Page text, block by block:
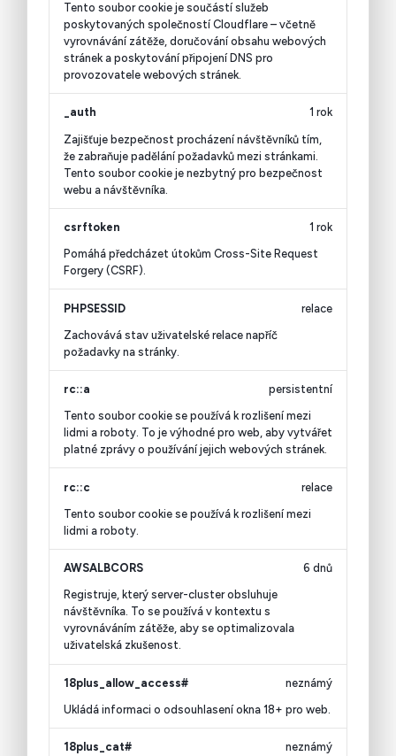
Tento soubor cookie je součástí služeb
poskytovaných společností Cloudflare – včetně
vyrovnávání zátěže, doručování obsahu webových
stránek a poskytování připojení DNS pro
provozovatele webových stránek.
_auth
Zajišťuje bezpečnost procházení návštěvníků tím,
že zabraňuje padělání požadavků mezi stránkami.
Tento soubor cookie je nezbytný pro bezpečnost
webu a návštěvníka.
1 rok
csrftoken
Pomáhá předcházet útokům Cross-Site Request
Forgery (CSRF).
1 rok
PHPSESSID
Zachovává stav uživatelské relace napříč
požadavky na stránky.
relace
rc::a
Tento soubor cookie se používá k rozlišení mezi
lidmi a roboty. To je výhodné pro web, aby vytvářet
platné zprávy o používání jejich webových stránek.
persistentní
rc::c
Tento soubor cookie se používá k rozlišení mezi
lidmi a roboty.
relace
AWSALBCORS
Registruje, který server-cluster obsluhuje
návštěvníka. To se používá v kontextu s
vyrovnáváním zátěže, aby se optimalizovala
uživatelská zkušenost.
6 dnů
18plus_allow_access#
Ukládá informaci o odsouhlasení okna 18+ pro web.
neznámý
18plus_cat# neznámý